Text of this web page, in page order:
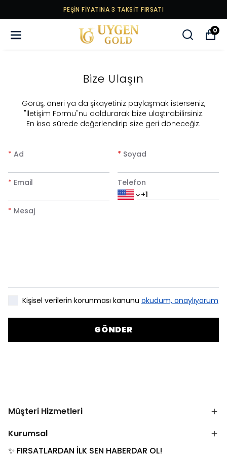
PEŞİN FİYATINA 3 TAKSİT FIRSATI
0
Bize Ulaşın
​Görüş, öneri ya da şikayetiniz paylaşmak isterseniz,
"İletişim Formu"nu doldurarak bize ulaştırabilirsiniz.
En kısa sürede değerlendirip size geri döneceğiz.
* Ad * Soyad
* Email Telefon
* Mesaj
Kişisel verilerin korunması kanunu okudum, onaylıyorum
GÖNDER
Müşteri Hizmetleri
Kurumsal
✨ FIRSATLARDAN İLK SEN HABERDAR OL!